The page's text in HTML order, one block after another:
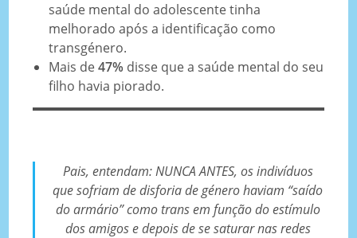
saúde mental do adolescente tinha
melhorado após a identificação como
transgénero.
Mais de47% disse que a saúde mental do seu
filho havia piorado.
Pais, entendam: NUNCA ANTES, os indivíduos
que sofriam de disforia de género haviam “saído
do armário” como trans em função do estímulo
dos amigos e depois de se saturar nas redes